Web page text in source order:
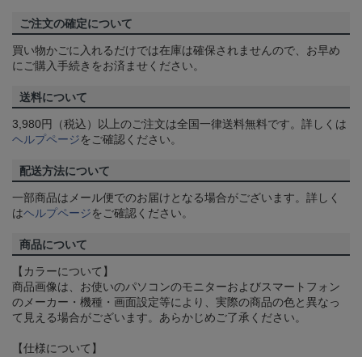
ご注文の確定について
買い物かごに入れるだけでは在庫は確保されませんので、お早め
にご購入手続きをお済ませください。
送料について
3,980円（税込）以上のご注文は全国一律送料無料です。詳しくは
ヘルプページをご確認ください。
配送方法について
一部商品はメール便でのお届けとなる場合がございます。詳しく
はヘルプページをご確認ください。
商品について
【カラーについて】
商品画像は、お使いのパソコンのモニターおよびスマートフォン
のメーカー・機種・画面設定等により、実際の商品の色と異なっ
て見える場合がございます。あらかじめご了承ください。
【仕様について】